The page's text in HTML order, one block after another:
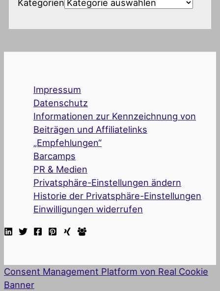
Kategorien
Impressum
Datenschutz
Informationen zur Kennzeichnung von
Beiträgen und Affiliatelinks
„Empfehlungen“
Barcamps
PR & Medien
Privatsphäre-Einstellungen ändern
Historie der Privatsphäre-Einstellungen
Einwilligungen widerrufen
Consent Management Platform von Real Cookie
Banner